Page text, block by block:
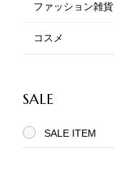
ファッション雑貨
コスメ
SALE
SALE ITEM